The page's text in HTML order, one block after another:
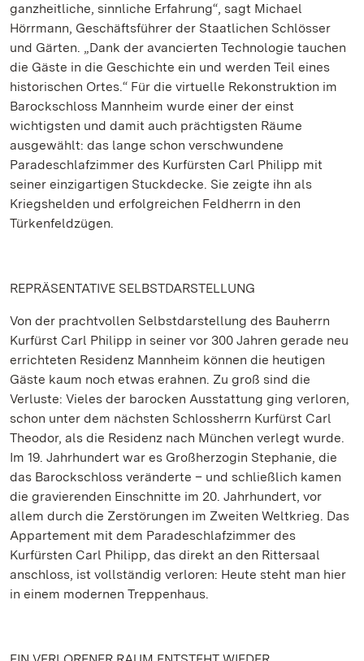
ganzheitliche, sinnliche Erfahrung“, sagt Michael
Hörrmann, Geschäftsführer der Staatlichen Schlösser
und Gärten. „Dank der avancierten Technologie tauchen
die Gäste in die Geschichte ein und werden Teil eines
historischen Ortes.“ Für die virtuelle Rekonstruktion im
Barockschloss Mannheim wurde einer der einst
wichtigsten und damit auch prächtigsten Räume
ausgewählt: das lange schon verschwundene
Paradeschlafzimmer des Kurfürsten Carl Philipp mit
seiner einzigartigen Stuckdecke. Sie zeigte ihn als
Kriegshelden und erfolgreichen Feldherrn in den
Türkenfeldzügen.
REPRÄSENTATIVE SELBSTDARSTELLUNG
Von der prachtvollen Selbstdarstellung des Bauherrn
Kurfürst Carl Philipp in seiner vor 300 Jahren gerade neu
errichteten Residenz Mannheim können die heutigen
Gäste kaum noch etwas erahnen. Zu groß sind die
Verluste: Vieles der barocken Ausstattung ging verloren,
schon unter dem nächsten Schlossherrn Kurfürst Carl
Theodor, als die Residenz nach München verlegt wurde.
Im 19. Jahrhundert war es Großherzogin Stephanie, die
das Barockschloss veränderte – und schließlich kamen
die gravierenden Einschnitte im 20. Jahrhundert, vor
allem durch die Zerstörungen im Zweiten Weltkrieg. Das
Appartement mit dem Paradeschlafzimmer des
Kurfürsten Carl Philipp, das direkt an den Rittersaal
anschloss, ist vollständig verloren: Heute steht man hier
in einem modernen Treppenhaus.